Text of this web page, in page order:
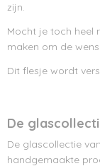
zijn.
Mocht je toch heel
maken om de
Dit flesje wordt
De
De glascollectie
handgemaakte